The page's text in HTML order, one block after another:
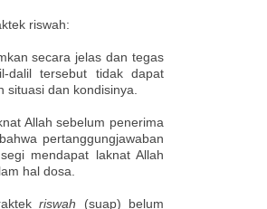
riswah:
secara jelas dan tegas
dalil tersebut tidak dapat
dan kondisinya.
Allah sebelum penerima
pertanggungjawaban
mendapat laknat Allah
hal dosa.
riswah (suap) belum